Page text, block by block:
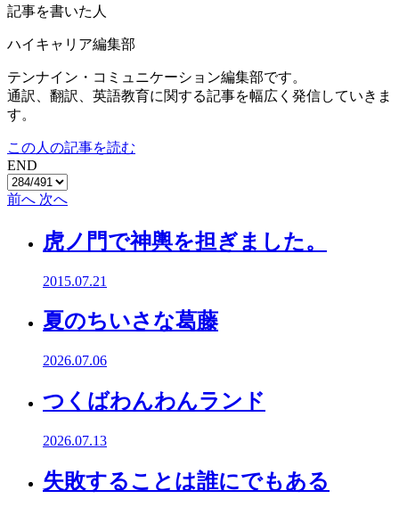
記事を書いた人
ハイキャリア編集部
テンナイン・コミュニケーション編集部です。
通訳、翻訳、英語教育に関する記事を幅広く発信していきま
す。
この人の記事を読む
END
前へ 次へ
虎ノ門で神輿を担ぎました。
2015.07.21
夏のちいさな葛藤
2026.07.06
つくばわんわんランド
2026.07.13
失敗することは誰にでもある